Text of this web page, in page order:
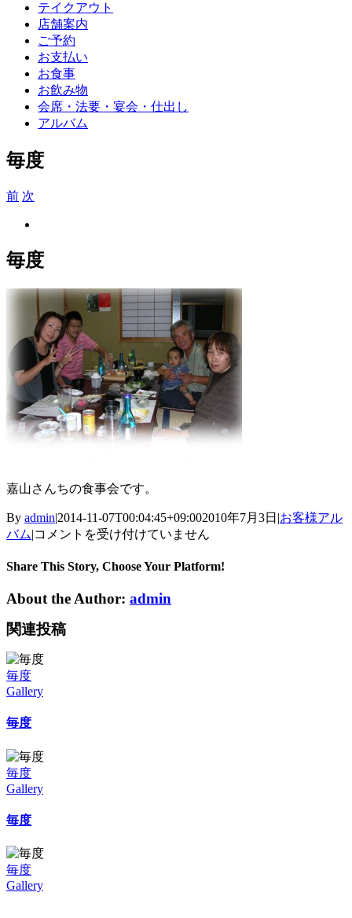
テイクアウト
店舗案内
ご予約
お支払い
お食事
お飲み物
会席・法要・宴会・仕出し
アルバム
毎度
前 次
Image
毎度
嘉山さんちの食事会です。
By admin|2014-11-07T00:04:45+09:002010年7月3日 |お客様アル
バム|毎
は
コメントを受け付けていません
Share This Story, Choose Your Platform!
About the Author: admin
関連投稿
毎度
Gallery
毎度
毎度
Gallery
毎度
毎度
Gallery